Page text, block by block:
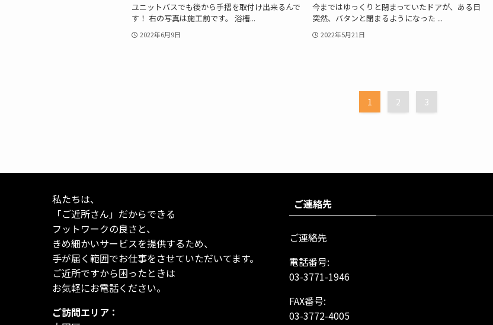
ユニットバスでも後から手摺を取付け出来るんで
す！ 右の写真は施工前です。 浴槽...
2022年6月9日
今まではゆっくりと閉まっていたドアが、ある日
突然、バタンと閉まるようになった ...
2022年5月21日
1 2 3
私たちは、
「ご近所さん」だからできる
フットワークの良さと、
きめ細かいサービスを提供するため、
手が届く範囲でお仕事をさせていただいてます。
ご近所ですから困ったときは
お気軽にお電話ください。
ご訪問エリア：
ご連絡先
ご連絡先
電話番号:
03-3771-1946
FAX番号:
03-3772-4005